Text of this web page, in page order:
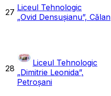
27 Liceul Tehnologic
„Ovid Densușianu”, Călan
28
Liceul Tehnologic
„Dimitrie Leonida”,
Petroșani